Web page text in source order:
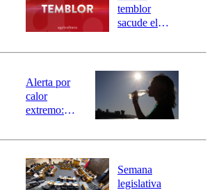
activa
mensajería
SAE
temblor
sacude el
revisa la
epicentro
Alerta por
calor
extremo:
activa Alerta
Preventiva en
tres comunas
Semana
legislativa